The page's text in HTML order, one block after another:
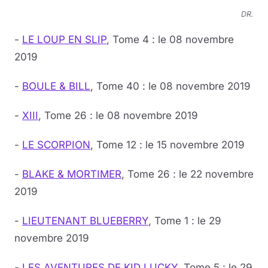
DR.
- LE LOUP EN SLIP, Tome 4 : le 08 novembre
2019
- BOULE & BILL, Tome 40 : le 08 novembre 2019
- XIII , Tome 26 : le 08 novembre 2019
- LE SCORPION, Tome 12 : le 15 novembre 2019
- BLAKE & MORTIMER, Tome 26 : le 22 novembre
2019
- LIEUTENANT BLUEBERRY, Tome 1 : le 29
novembre 2019